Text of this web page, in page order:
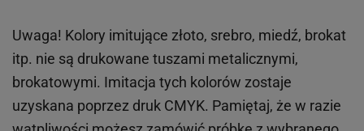
Uwaga! Kolory imitujące złoto, srebro, miedź, brokat
itp. nie są drukowane tuszami metalicznymi,
brokatowymi. Imitacja tych kolorów zostaje
uzyskana poprzez druk CMYK. Pamiętaj, że w razie